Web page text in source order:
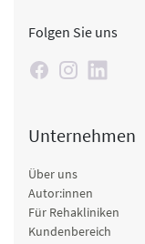
Folgen Sie uns
Unternehmen
Über uns
Autor:innen
Für Rehakliniken
Kundenbereich